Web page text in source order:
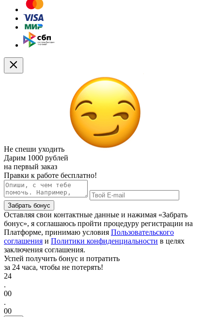
Не спеши уходить
Дарим 1000 рублей
на первый заказ
Правки к работе бесплатно!
Забрать бонус
Оставляя свои контактные данные и нажимая «Забрать
бонус», я соглашаюсь пройти процедуру регистрации на
Платформе, принимаю условия Пользовательского
соглашения и Политики конфиденциальности в целях
заключения соглашения.
Успей получить бонус и потратить
за 24 часа, чтобы не потерять!
24
.
00
.
00